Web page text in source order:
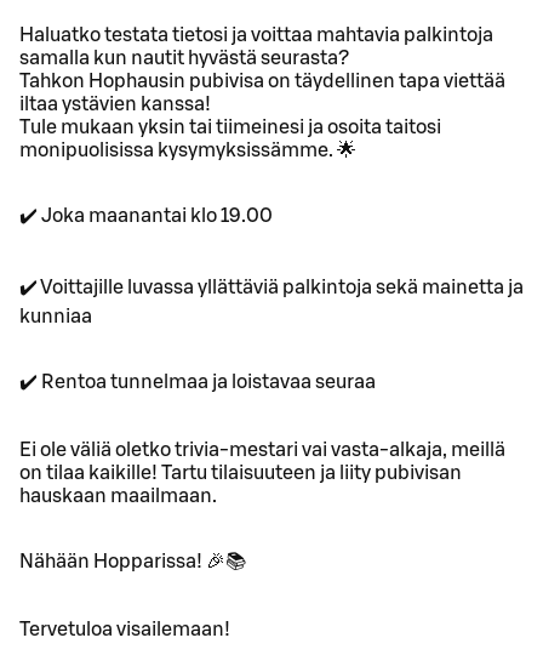
Haluatko testata tietosi ja voittaa mahtavia palkintoja
samalla kun nautit hyvästä seurasta?
Tahkon Hophausin pubivisa on täydellinen tapa viettää
iltaa ystävien kanssa!
Tule mukaan yksin tai tiimeinesi ja osoita taitosi
monipuolisissa kysymyksissämme. 🌟
✔️ Joka maanantai klo 19.00
✔️ Voittajille luvassa yllättäviä palkintoja sekä mainetta ja
kunniaa
✔️ Rentoa tunnelmaa ja loistavaa seuraa
Ei ole väliä oletko trivia-mestari vai vasta-alkaja, meillä
on tilaa kaikille! Tartu tilaisuuteen ja liity pubivisan
hauskaan maailmaan.
Nähään Hopparissa! 🎉📚
Tervetuloa visailemaan!